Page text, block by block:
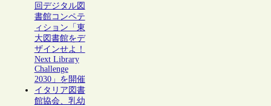
回デジタル図
書館コンペテ
ィション「東
大図書館をデ
ザインせよ！
Next Library
Challenge
2030」を開催
イタリア図書
館協会、乳幼